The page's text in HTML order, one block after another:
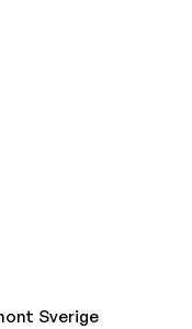
Sverige